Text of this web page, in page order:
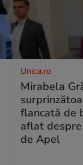
Unica.ro
Mirabela
flancată de
aflat
de Apel